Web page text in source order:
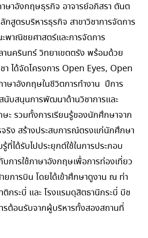
ษาอังกฤษธุรกิจ อาจารย์อภิสรา ตันต
กสูตรบริหารธุรกิจ สาขาวิชาการจัดการ
พาณิชยศาสตร์และการจัดการ
านครินทร์ วิทยาเขตตรัง พร้อมด้วย
า ได้จัดโครงการ Open Eyes, Open
ษาอังกฤษในชีวิตการทำงาน ปีการ
นับสนุนการพัฒนาด้านวิชาการและ
ะ รวมทั้งการเรียนรู้ของนักศึกษาจาก
ริง สร้างประสบการณ์ตรงแก่นักศึกษา
ที่ได้รับไปประยุกต์ใช้ในการประกอบ
การใช้ภาษาอังกฤษเพื่อการท่องเที่ยว
ยการบิน โดยได้เข้าศึกษาดูงาน ณ ท่า
ติกระบี่ และ โรงแรมดุสิตธานีกระบี่ บีช
รต้อนรับจากผู้บริหารทั้งสองสถานที่